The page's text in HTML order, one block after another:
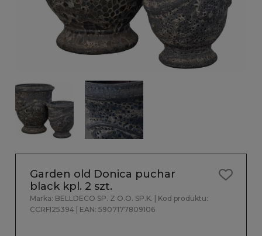
Garden old Donica puchar
black kpl. 2 szt.
Marka: BELLDECO SP. Z O.O. SP.K.
| Kod produktu:
CCRFI25394
| EAN: 5907177809106